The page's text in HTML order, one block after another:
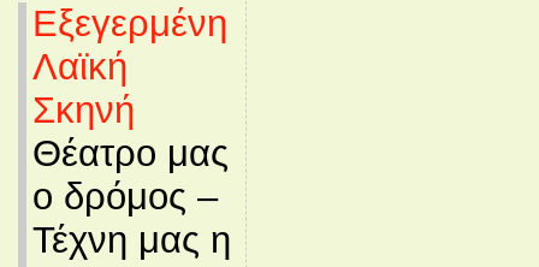
Εξεγερμένη
Λαϊκή
Σκηνή
Θέατρο μας
ο δρόμος –
Τέχνη μας η